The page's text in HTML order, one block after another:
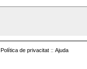
Política de privacitat :: Ajuda